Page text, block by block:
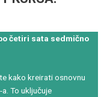
četiri sata sedmično
kako kreirati osnovnu
To uključuje